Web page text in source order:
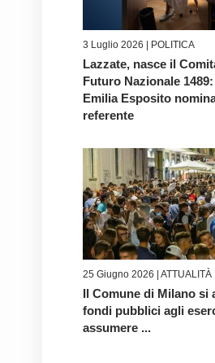
3 Luglio 2026 | POLITICA
Lazzate, nasce il
Futuro Nazionale
Emilia Esposito
referente
25 Giugno 2026 | ATTUALITÀ
Il Comune di Milano si
fondi pubblici agli
assumere ...